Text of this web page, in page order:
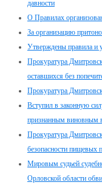
давности
О Правилах
За организацию
Утверждены правила и
Прокуратура
оставшихся без
Прокуратура
Вступил в законную
признанным виновным
Прокуратура
безопасности пищевых
Мировым судьей
Орловской области